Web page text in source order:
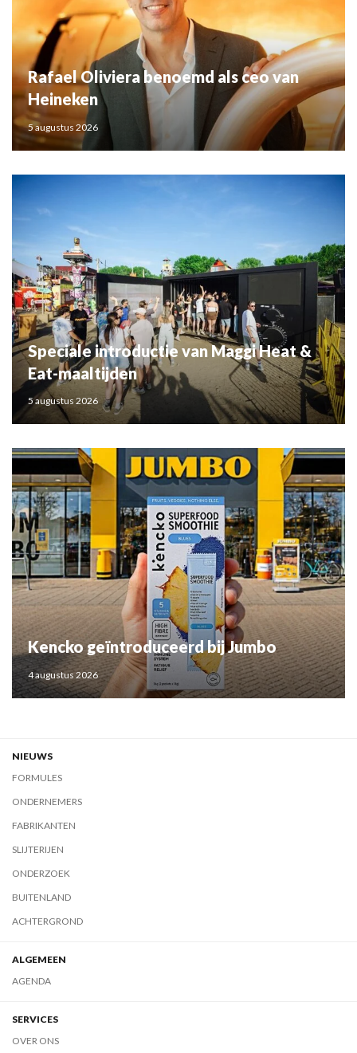
Rafael Oliviera benoemd als ceo van
Heineken
5 augustus 2026
Speciale introductie van Maggi Heat &
Eat-maaltijden
5 augustus 2026
Kencko geïntroduceerd bij Jumbo
4 augustus 2026
NIEUWS
FORMULES
ONDERNEMERS
FABRIKANTEN
SLIJTERIJEN
ONDERZOEK
BUITENLAND
ACHTERGROND
ALGEMEEN
AGENDA
SERVICES
OVER ONS